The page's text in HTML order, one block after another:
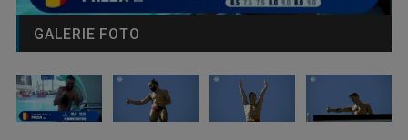
GALERIE FOTO